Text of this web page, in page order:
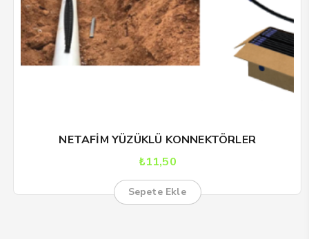
NETAFİM YÜZÜKLÜ KONNEKTÖRLER
₺11,50
Sepete Ekle